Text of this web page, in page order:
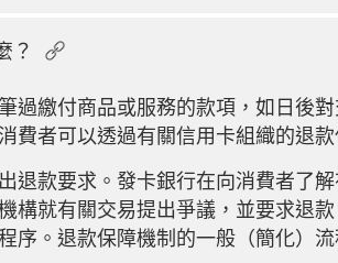
？
過繳付商品或服務的款項，如日後
費者可以透過有關信用卡組織的退
退款要求。發卡銀行在向消費者了
構就有關交易提出爭議，並要求退
序。退款保障機制的一般（簡化）流